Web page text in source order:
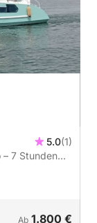
5.0(1)
– 7 Stunden
Ab 1.800 €